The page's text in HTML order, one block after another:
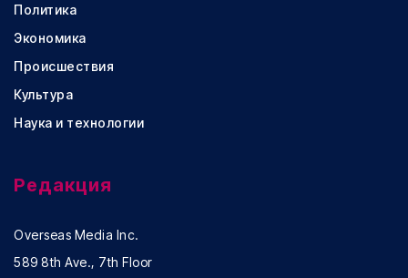
Политика
Экономика
Происшествия
Культура
Наука и технологии
Редакция
Overseas Media Inc.
589 8th Ave., 7th Floor